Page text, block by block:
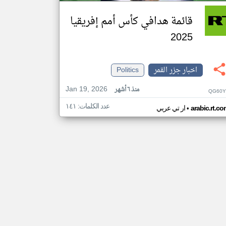
قائمة هدافي كأس أمم إفريقيا
2025
اخبار جزر القمر
Politics
Jan 19, 2026
منذ ٦ أشهر
ار تي عربي• عدد الكلمات: ١٤١